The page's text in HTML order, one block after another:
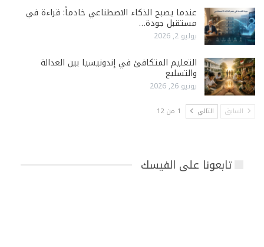
عندما يصبح الذكاء الاصطناعي خادماً: قراءة في
مستقبل جودة…
يوليو 2, 2026
التعليم المتكافئ في إندونيسيا بين العدالة
والتسليع
يونيو 26, 2026
السابق التالي 1 من 12
تابعونا على الفيسك